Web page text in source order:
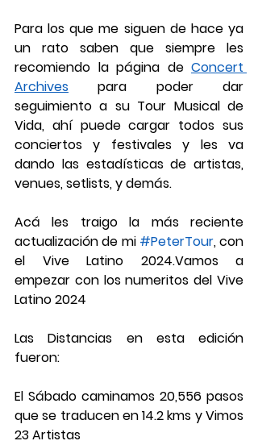
Para los que me siguen de hace ya
un rato saben que siempre les
recomiendo la página de Concert
Archives para poder dar
seguimiento a su Tour Musical de
Vida, ahí puede cargar todos sus
conciertos y festivales y les va
dando las estadísticas de artistas,
venues, setlists, y demás.
Acá les traigo la más reciente
actualización de mi #PeterTour, con
el Vive Latino 2024.Vamos a
empezar con los numeritos del Vive
Latino 2024
Las Distancias en esta edición
fueron:
El Sábado caminamos 20,556 pasos
que se traducen en 14.2 kms y Vimos
23 Artistas